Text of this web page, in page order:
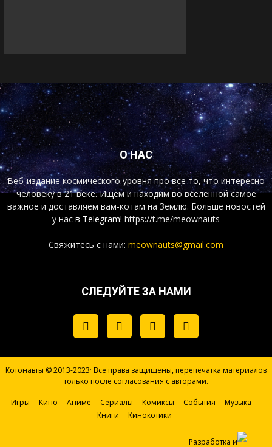
О НАС
Веб-издание космического уровня про все то, что интересно
человеку в 21 веке. Ищем и находим во вселенной самое
важное и доставляем вам-котам на Землю. Больше новостей
у нас в Telegram! https://t.me/meownauts
Свяжитесь с нами: meownauts@gmail.com
СЛЕДУЙТЕ ЗА НАМИ
Котонавты © 2013-2023· Все права защищены, перепечатка материалов
только после согласования с авторами.
Игры Кино Аниме Сериалы Комиксы События
Музыка
Книги
Кинокотики
Разработка и